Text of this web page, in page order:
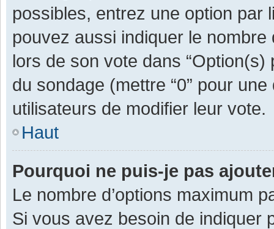
possibles, entrez une option par
pouvez aussi indiquer le
lors de son vote dans “Option(s)
du sondage (mettre “0” pour
utilisateurs de modifier leur vote.
Haut
Pourquoi ne puis-je pas
Le nombre d’options maximum
Si vous avez besoin de indiquer